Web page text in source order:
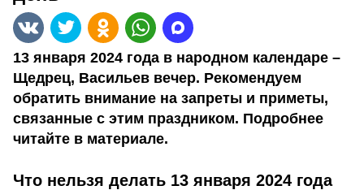
13 января 2024 года в народном календаре –
Щедрец, Васильев вечер. Рекомендуем
обратить внимание на запреты и приметы,
связанные с этим праздником. Подробнее
читайте в материале.
Что нельзя делать 13 января 2024 года